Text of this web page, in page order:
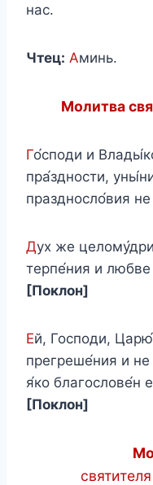
нас.
Чтец: Аминь.
Молитва
Го́споди и
пра́здности,
праздносло́вия
Дух же
терпе́ния и
[Поклон]
Ей, Господи,
прегреше́ния и
я́ко благослове́н
[Поклон]